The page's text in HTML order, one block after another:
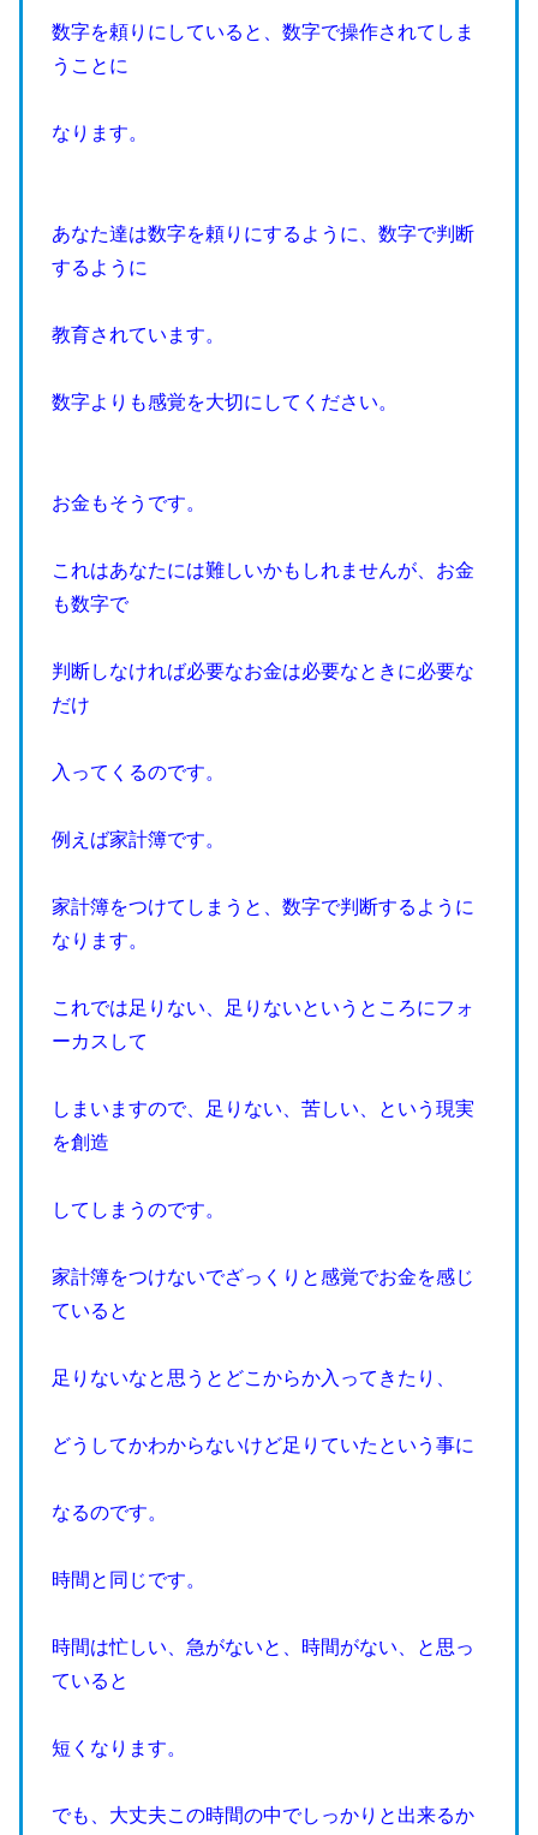
数字を頼りにしていると、数字で操作されてしま
うことに
なります。
あなた達は数字を頼りにするように、数字で判断
するように
教育されています。
数字よりも感覚を大切にしてください。
お金もそうです。
これはあなたには難しいかもしれませんが、お金
も数字で
判断しなければ必要なお金は必要なときに必要な
だけ
入ってくるのです。
例えば家計簿です。
家計簿をつけてしまうと、数字で判断するように
なります。
これでは足りない、足りないというところにフォ
ーカスして
しまいますので、足りない、苦しい、という現実
を創造
してしまうのです。
家計簿をつけないでざっくりと感覚でお金を感じ
ていると
足りないなと思うとどこからか入ってきたり、
どうしてかわからないけど足りていたという事に
なるのです。
時間と同じです。
時間は忙しい、急がないと、時間がない、と思っ
ていると
短くなります。
でも、大丈夫この時間の中でしっかりと出来るか